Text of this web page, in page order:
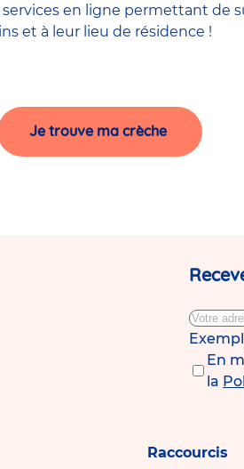
en ligne permettant de
et à leur lieu de résidence !
Je trouve ma crèche
En
la
Raccourcis